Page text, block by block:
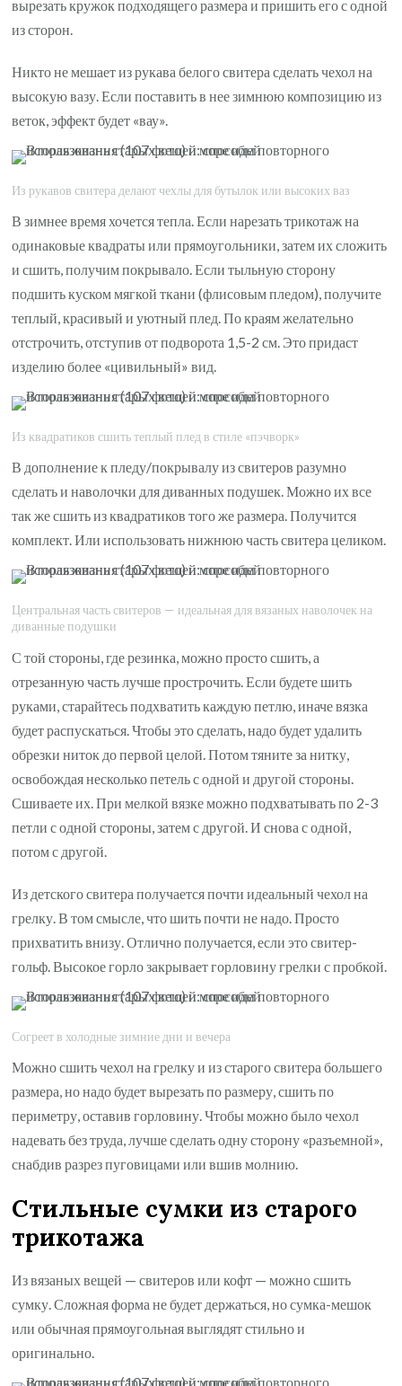
вырезать кружок подходящего размера и пришить его с одной
из сторон.
Никто не мешает из рукава белого свитера сделать чехол на
высокую вазу. Если поставить в нее зимнюю композицию из
веток, эффект будет «вау».
Из рукавов свитера делают чехлы для бутылок или высоких ваз
В зимнее время хочется тепла. Если нарезать трикотаж на
одинаковые квадраты или прямоугольники, затем их сложить
и сшить, получим покрывало. Если тыльную сторону
подшить куском мягкой ткани (флисовым пледом), получите
теплый, красивый и уютный плед. По краям желательно
отстрочить, отступив от подворота 1,5-2 см. Это придаст
изделию более «цивильный» вид.
Из квадратиков сшить теплый плед в стиле «пэчворк»
В дополнение к пледу/покрывалу из свитеров разумно
сделать и наволочки для диванных подушек. Можно их все
так же сшить из квадратиков того же размера. Получится
комплект. Или использовать нижнюю часть свитера целиком.
Центральная часть свитеров — идеальная для вязаных наволочек на
диванные подушки
С той стороны, где резинка, можно просто сшить, а
отрезанную часть лучше прострочить. Если будете шить
руками, старайтесь подхватить каждую петлю, иначе вязка
будет распускаться. Чтобы это сделать, надо будет удалить
обрезки ниток до первой целой. Потом тяните за нитку,
освобождая несколько петель с одной и другой стороны.
Сшиваете их. При мелкой вязке можно подхватывать по 2-3
петли с одной стороны, затем с другой. И снова с одной,
потом с другой.
Из детского свитера получается почти идеальный чехол на
грелку. В том смысле, что шить почти не надо. Просто
прихватить внизу. Отлично получается, если это свитер-
гольф. Высокое горло закрывает горловину грелки с пробкой.
Согреет в холодные зимние дни и вечера
Можно сшить чехол на грелку и из старого свитера большего
размера, но надо будет вырезать по размеру, сшить по
периметру, оставив горловину. Чтобы можно было чехол
надевать без труда, лучше сделать одну сторону «разъемной»,
снабдив разрез пуговицами или вшив молнию.
Стильные сумки из старого
трикотажа
Из вязаных вещей — свитеров или кофт — можно сшить
сумку. Сложная форма не будет держаться, но сумка-мешок
или обычная прямоугольная выглядят стильно и
оригинально.